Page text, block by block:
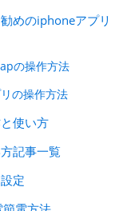
めのiphoneアプリ
の操作方法
の操作方法
使い方
記事一覧
定